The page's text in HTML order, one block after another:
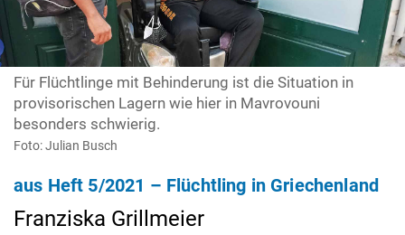
Für Flüchtlinge mit Behinderung ist die Situation in
provisorischen Lagern wie hier in Mavrovouni
besonders schwierig.
Foto: Julian Busch
aus Heft 5/2021 – Flüchtling in Griechenland
Franziska Grillmeier